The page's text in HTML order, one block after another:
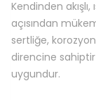
Kendinden
açısından
sertliğe,
direncine
uygundur.